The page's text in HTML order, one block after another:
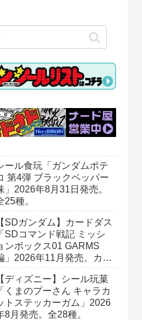
ール食玩「ガンダムポテ
第4弾 ブラックペッパー
」2026年8月31日発売。
25種。
【SDガンダム】カードダス
「SDコマンド戦記 ミッシ
ンボックス01 GARMS
」2026年11月発売。カー
プレミアムバンダイ予約開
始。
【ディズニー】シール玩菓
「くまのプーさん キャラカ
トステッカーガム」2026
8月発売。全28種。